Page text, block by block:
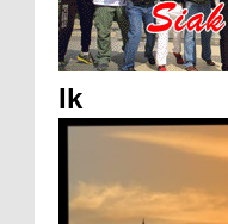
Ik